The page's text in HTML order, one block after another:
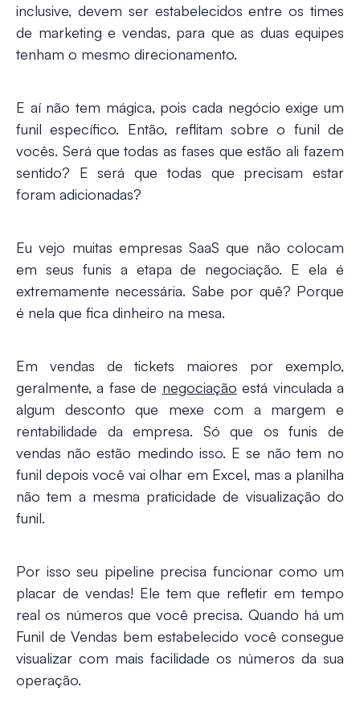
inclusive, devem ser estabelecidos entre os times
de marketing e vendas, para que as duas equipes
tenham o mesmo direcionamento.
E aí não tem mágica, pois cada negócio exige um
funil específico. Então, reflitam sobre o funil de
vocês. Será que todas as fases que estão ali fazem
sentido? E será que todas que precisam estar
foram adicionadas?
Eu vejo muitas empresas SaaS que não colocam
em seus funis a etapa de negociação. E ela é
extremamente necessária. Sabe por quê? Porque
é nela que fica dinheiro na mesa.
Em vendas de tickets maiores por exemplo,
geralmente, a fase de negociação está vinculada a
algum desconto que mexe com a margem e
rentabilidade da empresa. Só que os funis de
vendas não estão medindo isso. E se não tem no
funil depois você vai olhar em Excel, mas a planilha
não tem a mesma praticidade de visualização do
funil.
Por isso seu pipeline precisa funcionar como um
placar de vendas! Ele tem que refletir em tempo
real os números que você precisa. Quando há um
Funil de Vendas bem estabelecido você consegue
visualizar com mais facilidade os números da sua
operação.